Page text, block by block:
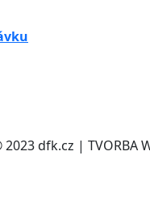
2023 dfk.cz | TVORBA